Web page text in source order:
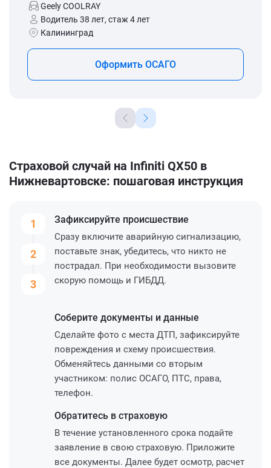
Geely COOLRAY
Водитель 38 лет, стаж 4 лет
Калининград
Оформить ОСАГО
Страховой случай на Infiniti QX50 в
Нижневартовске: пошаговая инструкция
1
2
3
Зафиксируйте происшествие
Сразу включите аварийную сигнализацию,
поставьте знак, убедитесь, что никто не
пострадал. При необходимости вызовите
скорую помощь и ГИБДД.
Соберите документы и данные
Сделайте фото с места ДТП, зафиксируйте
повреждения и схему происшествия.
Обменяйтесь данными со вторым
участником: полис ОСАГО, ПТС, права,
телефон.
Обратитесь в страховую
В течение установленного срока подайте
заявление в свою страховую. Приложите
все документы. Далее будет осмотр, расчет